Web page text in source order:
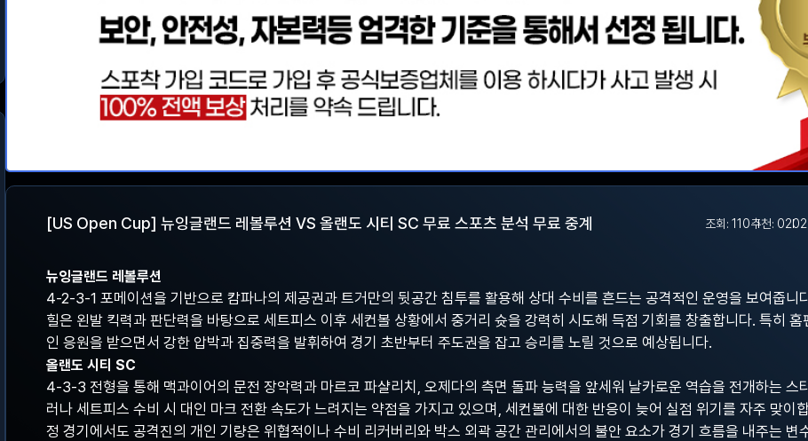
[US Open Cup] 뉴잉글랜드 레볼루션 VS 올랜도 시티 SC 무료 스포츠 분석 무료 중계 조회: 110추천: 0
뉴잉글랜드 레볼루션
4-2-3-1 포메이션을 기반으로 캄파나의 제공권과 트거만의 뒷공간 침투를 활용해 상대 수비를 흔드는 공격적인 운영을 보여줍니
힐은 왼발 킥력과 판단력을 바탕으로 세트피스 이후 세컨볼 상황에서 중거리 슛을 강력히 시도해 득점 기회를 창출합니다. 특히 홈
인 응원을 받으면서 강한 압박과 집중력을 발휘하여 경기 초반부터 주도권을 잡고 승리를 노릴 것으로 예상됩니다.
올랜도 시티 SC
4-3-3 전형을 통해 맥과이어의 문전 장악력과 마르코 파샬리치, 오제다의 측면 돌파 능력을 앞세워 날카로운 역습을 전개하는 스
러나 세트피스 수비 시 대인 마크 전환 속도가 느려지는 약점을 가지고 있으며, 세컨볼에 대한 반응이 늦어 실점 위기를 자주 맞이
정 경기에서도 공격진의 개인 기량은 위협적이나 수비 리커버리와 박스 외곽 공간 관리에서의 불안 요소가 경기 흐름을 내주는 변